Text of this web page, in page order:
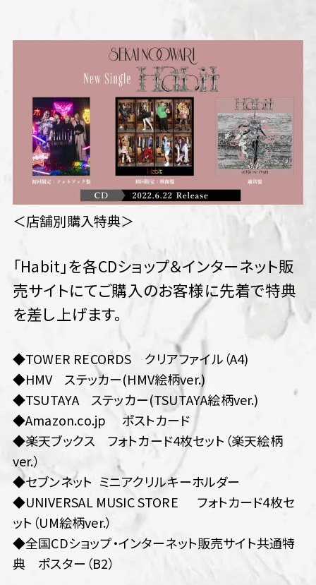
＜店舗別購入特典＞
「Habit」を各CDショップ＆インターネット販
売サイトにてご購入のお客様に先着で特典
を差し上げます。
◆TOWER RECORDS クリアファイル（A4)
◆HMV ステッカー(HMV絵柄ver.)
◆TSUTAYA ステッカー(TSUTAYA絵柄ver.)
◆Amazon.co.jp ポストカード
◆楽天ブックス フォトカード4枚セット（楽天絵柄
ver.）
◆セブンネット ミニアクリルキーホルダー
◆UNIVERSAL MUSIC STORE フォトカード4枚セ
ット（UM絵柄ver.）
◆全国CDショップ・インターネット販売サイト共通特
典 ポスター（B2）